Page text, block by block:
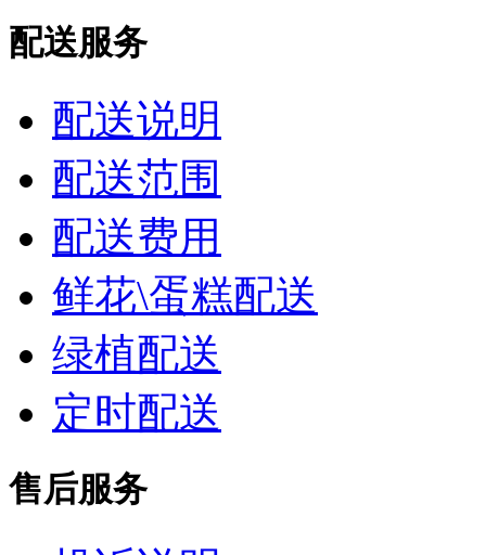
配送服务
配送说明
配送范围
配送费用
鲜花\蛋糕配送
绿植配送
定时配送
售后服务